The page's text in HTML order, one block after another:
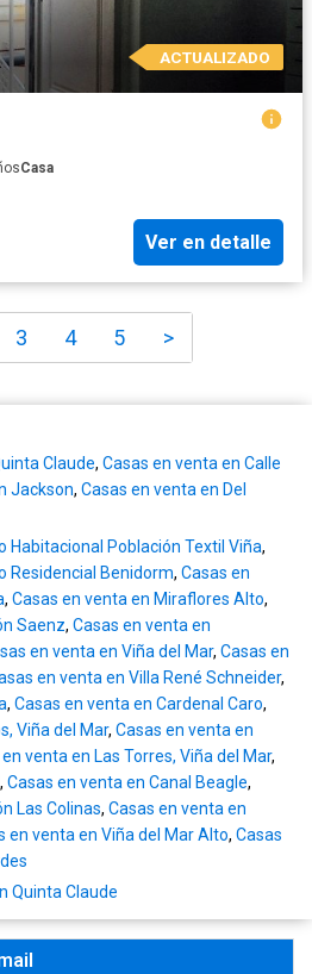
ACTUALIZADO
Casa
Ver en detalle
3 4 5 >
Claude, Casas en venta en Calle
Jackson, Casas en venta en Del
Habitacional Población Textil Viña,
Residencial Benidorm, Casas en
, Casas en venta en Miraflores Alto,
Saenz, Casas en venta en
en venta en Viña del Mar, Casas en
en venta en Villa René Schneider,
, Casas en venta en Cardenal Caro,
Viña del Mar, Casas en venta en
venta en Las Torres, Viña del Mar,
, Casas en venta en Canal Beagle,
Las Colinas, Casas en venta en
en venta en Viña del Mar Alto, Casas
Quinta Claude